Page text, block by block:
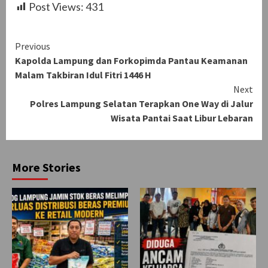
Post Views:431
Continue
Reading
Previous
Kapolda Lampung dan Forkopimda Pantau Keamanan
Malam Takbiran Idul Fitri 1446 H
Next
Polres Lampung Selatan Terapkan One Way di Jalur
Wisata Pantai Saat Libur Lebaran
More Stories